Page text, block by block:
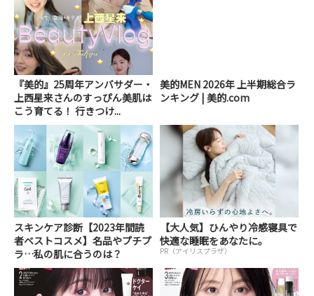
『美的』25周年アンバサダー・
上西星来さんのすっぴん美肌は
こう育てる！ 行きつけ...
美的MEN 2026年 上半期総合ラ
ンキング | 美的.com
スキンケア診断【2023年間読
者ベストコスメ】名品やプチプ
ラ…私の肌に合うのは？
【大人気】ひんやり冷感寝具で
快適な睡眠をあなたに。
PR（アイリスプラザ）